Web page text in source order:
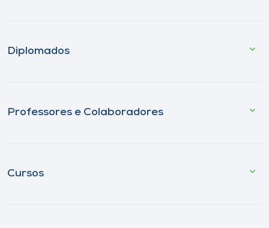
Diplomados
Professores e Colaboradores
Cursos